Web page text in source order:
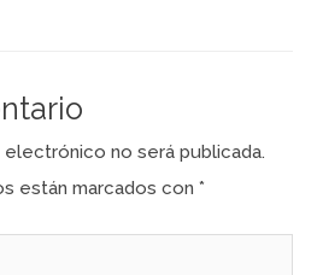
no será publicada.
están marcados con *